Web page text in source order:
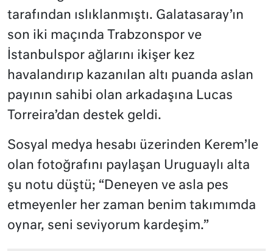
tarafından ıslıklanmıştı. Galatasaray’ın
son iki maçında Trabzonspor ve
İstanbulspor ağlarını ikişer kez
havalandırıp kazanılan altı puanda aslan
payının sahibi olan arkadaşına Lucas
Torreira’dan destek geldi.
Sosyal medya hesabı üzerinden Kerem’le
olan fotoğrafını paylaşan Uruguaylı alta
şu notu düştü; “Deneyen ve asla pes
etmeyenler her zaman benim takımımda
oynar, seni seviyorum kardeşim.”